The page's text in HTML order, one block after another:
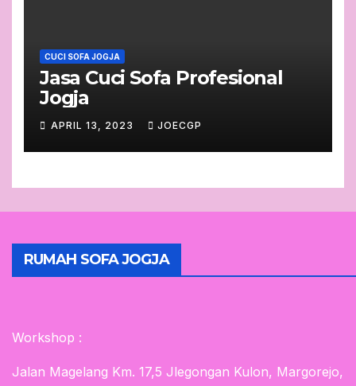
CUCI SOFA JOGJA
Jasa Cuci Sofa Profesional
Jogja
APRIL 13, 2023 JOECGP
RUMAH SOFA JOGJA
Workshop :
Jalan Magelang Km. 17,5 Jlegongan Kulon, Margorejo,